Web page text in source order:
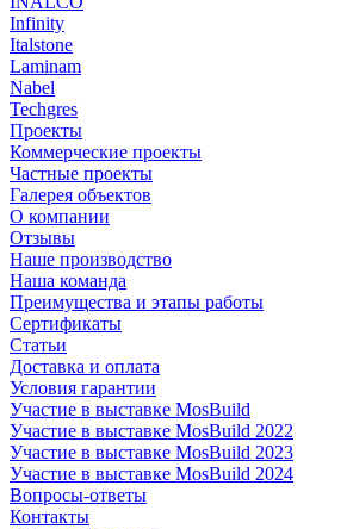
Infinity
Italstone
Laminam
Nabel
Techgres
Проекты
Коммерческие проекты
Частные проекты
Галерея объектов
О компании
Отзывы
Наше производство
Наша команда
Преимущества и этапы работы
Сертификаты
Статьи
Доставка и оплата
Условия гарантии
Участие в выставке MosBuild
Участие в выставке MosBuild 2022
Участие в выставке MosBuild 2023
Участие в выставке MosBuild 2024
Вопросы-ответы
Контакты